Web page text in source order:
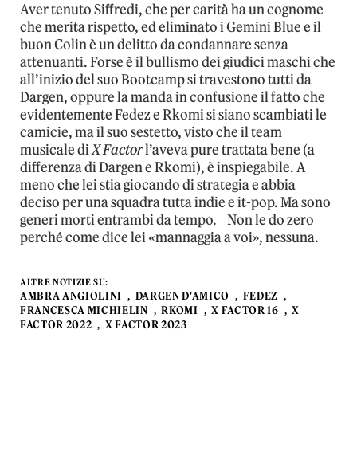
Aver tenuto Siffredi, che per carità ha un cognome
che merita rispetto, ed eliminato i Gemini Blue e il
buon Colin è un delitto da condannare senza
attenuanti. Forse è il bullismo dei giudici maschi che
all’inizio del suo Bootcamp si travestono tutti da
Dargen, oppure la manda in confusione il fatto che
evidentemente Fedez e Rkomi si siano scambiati le
camicie, ma il suo sestetto, visto che il team
musicale diX Factorl’aveva pure trattata bene (a
differenza di Dargen e Rkomi), è inspiegabile. A
meno che lei stia giocando di strategia e abbia
deciso per una squadra tutta indie e it-pop. Ma sono
generi morti entrambi da tempo. Non le do zero
perché come dice lei «mannaggia a voi», nessuna.
ALTRE NOTIZIE SU:
AMBRA ANGIOLINI DARGEN D'AMICO
FEDEZ
FRANCESCA MICHIELIN
RKOMI X FACTOR 16
X
FACTOR 2022
X FACTOR 2023